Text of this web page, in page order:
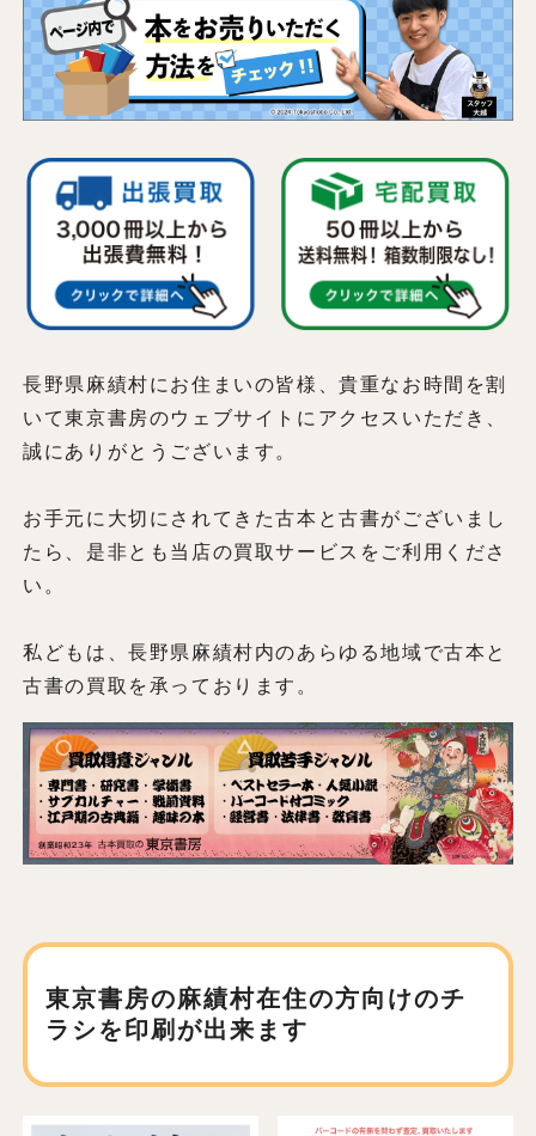
長野県麻績村にお住まいの皆様、貴重なお時間を割
いて東京書房のウェブサイトにアクセスいただき、
誠にありがとうございます。
お手元に大切にされてきた古本と古書がございまし
たら、是非とも当店の買取サービスをご利用くださ
い。
私どもは、長野県麻績村内のあらゆる地域で古本と
古書の買取を承っております。
東京書房の麻績村在住の方向けのチ
ラシを印刷が出来ます